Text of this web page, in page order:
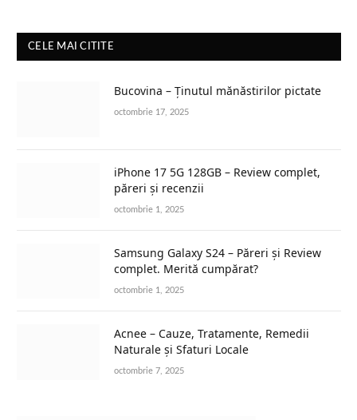
CELE MAI CITITE
Bucovina – Ținutul mănăstirilor pictate
octombrie 17, 2025
iPhone 17 5G 128GB – Review complet,
păreri și recenzii
octombrie 1, 2025
Samsung Galaxy S24 – Păreri și Review
complet. Merită cumpărat?
octombrie 1, 2025
Acnee – Cauze, Tratamente, Remedii
Naturale și Sfaturi Locale
octombrie 7, 2025